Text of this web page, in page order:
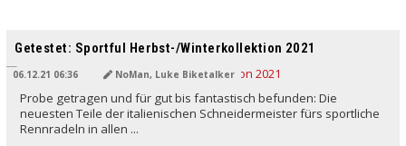
Getestet: Sportful Herbst-/Winterkollektion 2021
06.12.21 06:36 NoMan, Luke Biketalker
Probe getragen und für gut bis fantastisch befunden: Die
neuesten Teile der italienischen Schneidermeister fürs sportliche
Rennradeln in allen ...